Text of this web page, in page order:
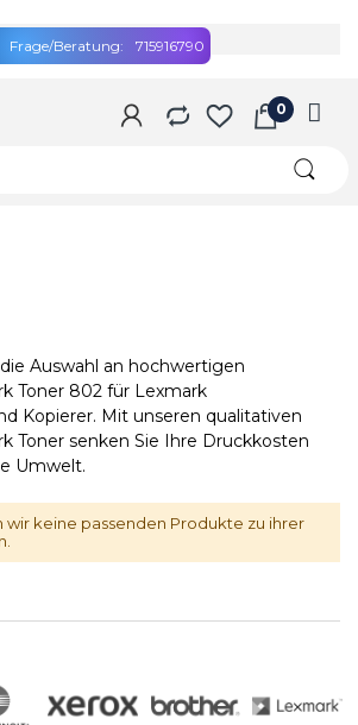
Frage/Beratung: 715916790
Auswahl an hochwertigen
Toner 802 für Lexmark
Kopierer. Mit unseren qualitativen
Toner senken Sie Ihre Druckkosten
Umwelt.
wir keine passenden Produkte zu ihrer